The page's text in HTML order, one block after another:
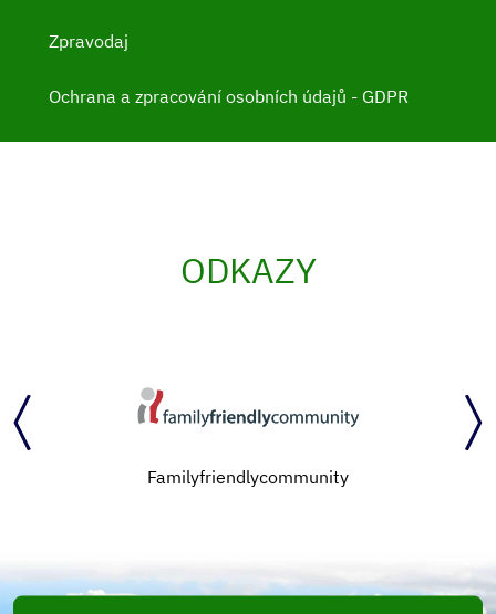
Zpravodaj
Ochrana a zpracování osobních údajů - GDPR
ODKAZY
Familyfriendlycommunity